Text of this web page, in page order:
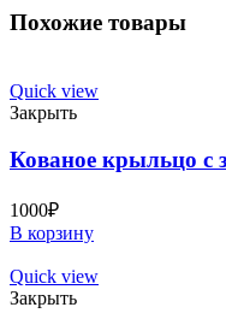
Похожие товары
Quick view
Закрыть
Кованое крыльцо с
1000₽
В корзину
Quick view
Закрыть